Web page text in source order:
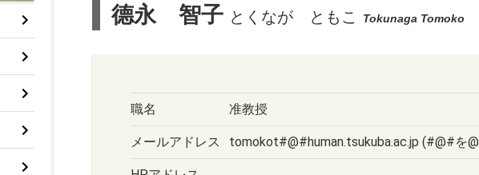
德永 智子 とくなが ともこ Tokunaga Tomoko
職名 准教授
メールアドレス tomokot#@#human.tsukuba.ac.jp (#@#を